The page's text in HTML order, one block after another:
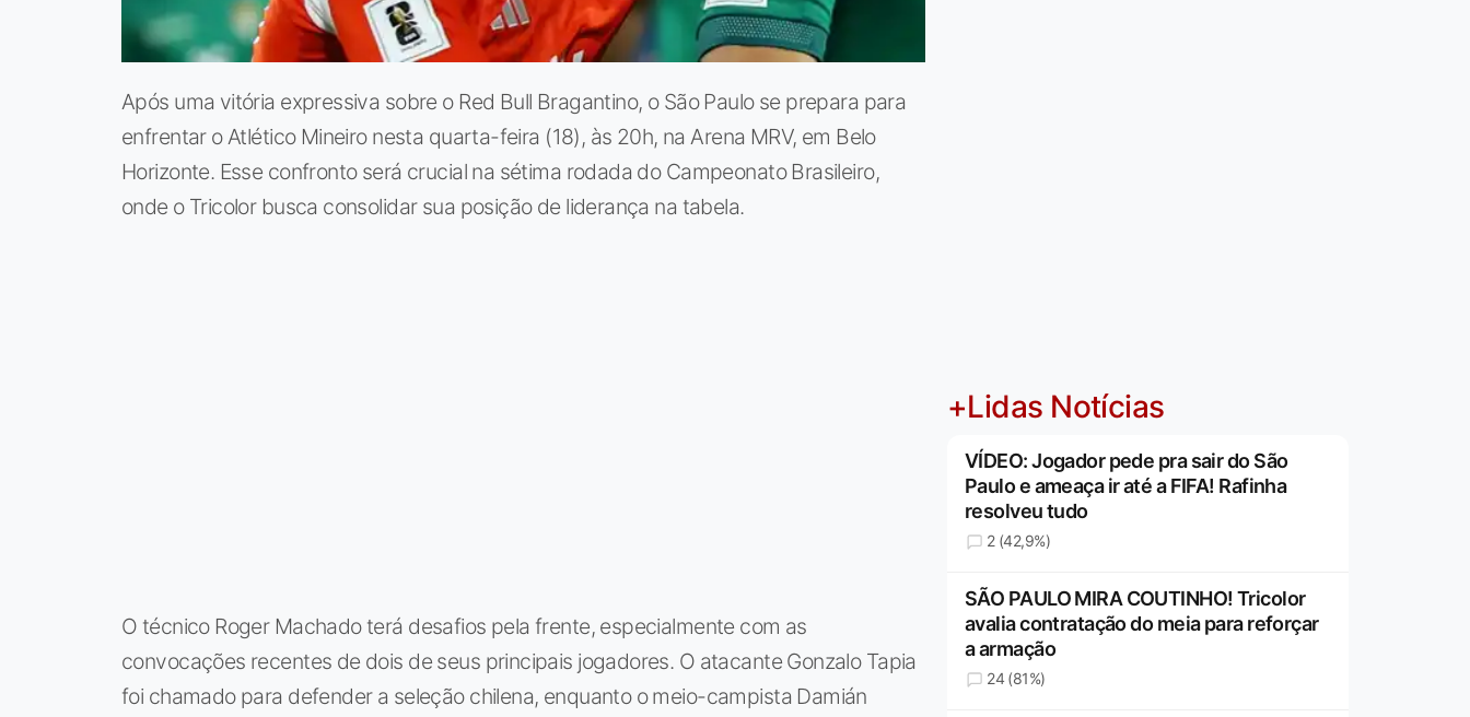
Após uma vitória expressiva sobre o Red Bull Bragantino, o São Paulo se prepara para
enfrentar o Atlético Mineiro nesta quarta-feira (18), às 20h, na Arena MRV, em Belo
Horizonte. Esse confronto será crucial na sétima rodada do Campeonato Brasileiro,
onde o Tricolor busca consolidar sua posição de liderança na tabela.
O técnico Roger Machado terá desafios pela frente, especialmente com as
convocações recentes de dois de seus principais jogadores. O atacante Gonzalo Tapia
foi chamado para defender a seleção chilena, enquanto o meio-campista Damián
+Lidas Notícias
VÍDEO: Jogador pede pra sair do São
Paulo e ameaça ir até a FIFA! Rafinha
resolveu tudo
2 (42,9%)
SÃO PAULO MIRA COUTINHO! Tricolor
avalia contratação do meia para reforçar
a armação
24 (81%)